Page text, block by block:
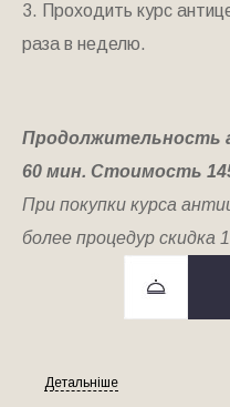
3. Проходить курс
раза в неделю.
Продолжительность
60 мин. Стоимость
При покупки курса
более процедур скидка
Детальніше